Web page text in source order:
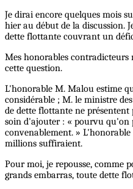
Je dirai encore quelques mois
hier au début de la discussion.
dette flottante couvrant un
Mes honorables contradicteurs
cette question.
L'honorable M. Malou estime
considérable ; M. le ministre
de dette flottante ne
soin d'ajouter : « pourvu qu'on
convenablement. » L'honorable
millions suffiraient.
Pour moi, je repousse, comme
grands embarras, toute dette